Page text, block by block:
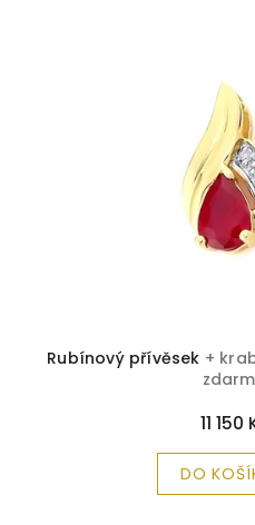
Rubínový přívěsek +
11 150
DO